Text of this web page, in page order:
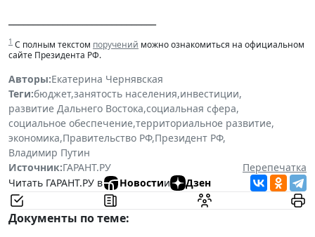
1 С полным текстом поручений можно ознакомиться на официальном
сайте Президента РФ.
Авторы:Екатерина Чернявская
Теги:бюджет,занятость населения,инвестиции,
развитие Дальнего Востока,социальная сфера,
социальное обеспечение,территориальное развитие,
экономика,Правительство РФ,Президент РФ,
Владимир Путин
Источник:ГАРАНТ.РУ
Перепечатка
Читать ГАРАНТ.РУ в
Новостии Дзен
Документы по теме: